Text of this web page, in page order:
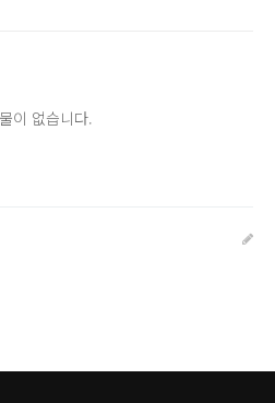
이 없습니다.